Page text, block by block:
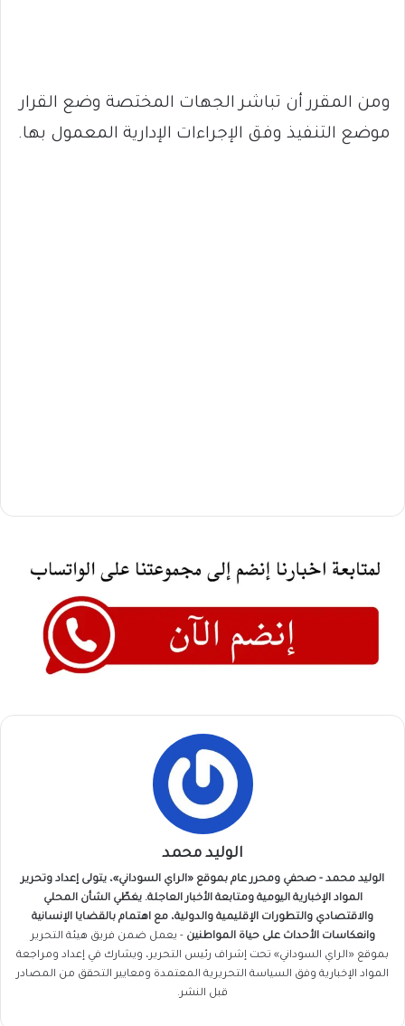
ومن المقرر أن تباشر الجهات المختصة وضع القرار
موضع التنفيذ وفق الإجراءات الإدارية المعمول بها.
الوليد محمد
الوليد محمد - صحفي ومحرر عام بموقع «الراي السوداني»، يتولى إعداد وتحرير
المواد الإخبارية اليومية ومتابعة الأخبار العاجلة. يغطّي الشأن المحلي
والاقتصادي والتطورات الإقليمية والدولية، مع اهتمام بالقضايا الإنسانية
وانعكاسات الأحداث على حياة المواطنين - يعمل ضمن فريق هيئة التحرير
بموقع «الراي السوداني» تحت إشراف رئيس التحرير، ويشارك في إعداد ومراجعة
المواد الإخبارية وفق السياسة التحريرية المعتمدة ومعايير التحقق من المصادر
قبل النشر.